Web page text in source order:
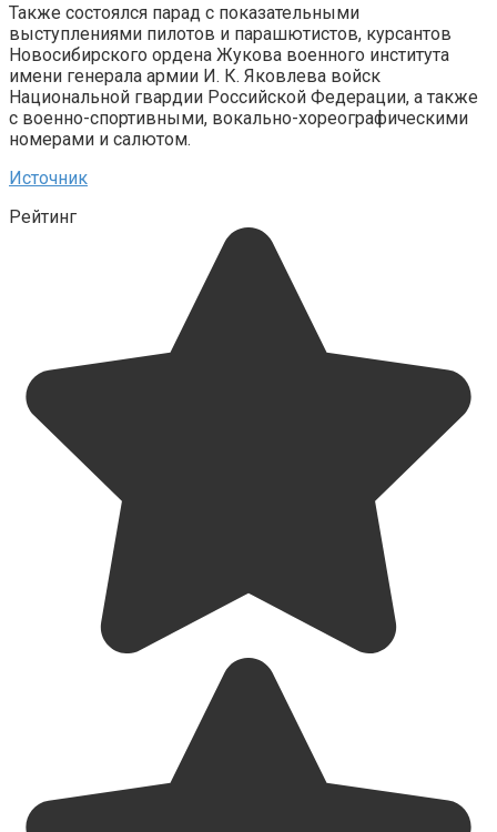
Также состоялся парад с показательными
выступлениями пилотов и парашютистов, курсантов
Новосибирского ордена Жукова военного института
имени генерала армии И. К. Яковлева войск
Национальной гвардии Российской Федерации, а также
с военно-спортивными, вокально-хореографическими
номерами и салютом.
Источник
Рейтинг